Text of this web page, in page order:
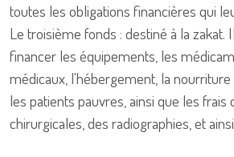
toutes les obligations financières qui
Le troisième fonds : destiné à la zakat.
financer les équipements, les
médicaux, l'hébergement, la
les patients pauvres, ainsi que les frais
chirurgicales, des radiographies, et